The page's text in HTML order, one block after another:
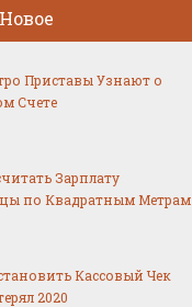
Новое
Приставы Узнают о
Счете
Зарплату
по Квадратным Метрам
Кассовый Чек
2020